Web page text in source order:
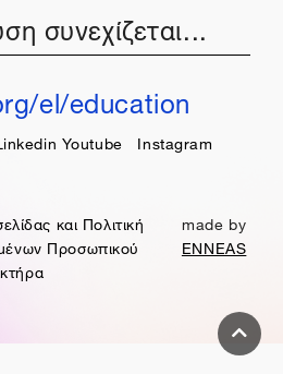
συνεχίζεται...
el/education
Youtube Instagram
και Πολιτική
Προσωπικού
made by
ENNEAS